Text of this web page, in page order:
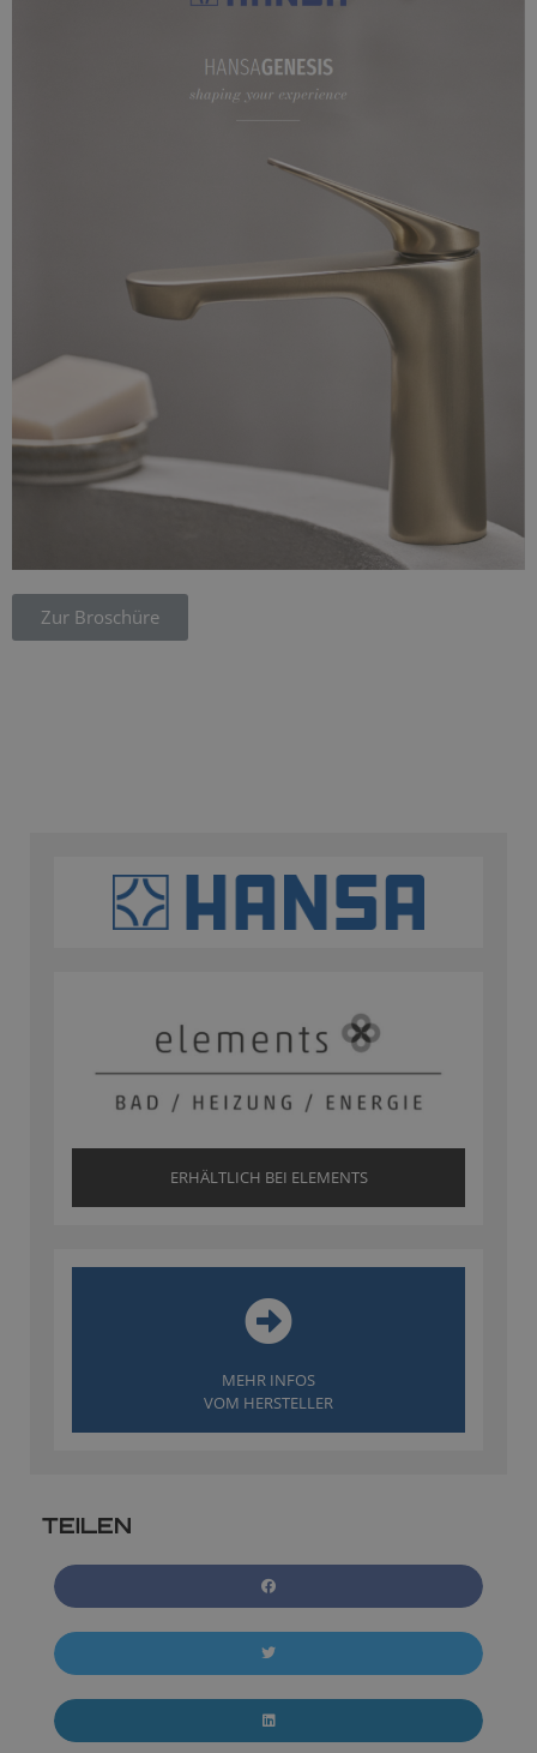
Zur Broschüre
ERHÄLTLICH BEI ELEMENTS
MEHR INFOS
VOM HERSTELLER
TEILEN